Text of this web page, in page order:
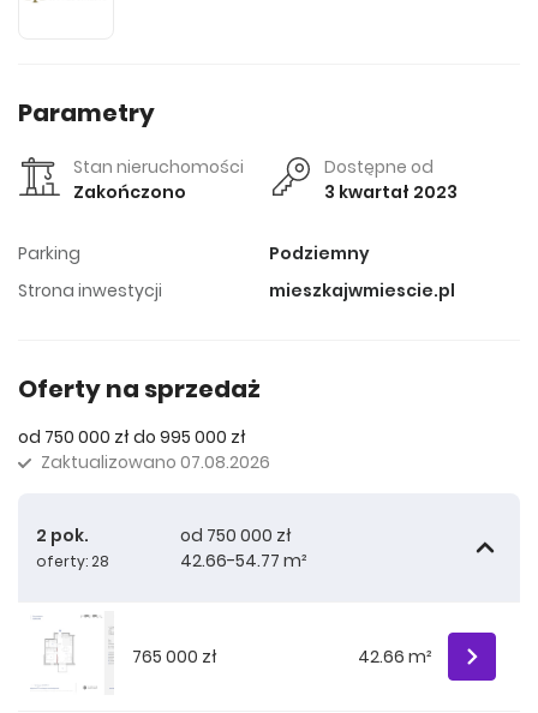
Parametry
Stan nieruchomości
Zakończono
Dostępne od
3 kwartał 2023
Parking
Podziemny
Strona inwestycji
mieszkajwmiescie.pl
Oferty na sprzedaż
od 750 000 zł do 995 000 zł
Zaktualizowano 07.08.2026
2 pok.
oferty: 28
od 750 000 zł
42.66-54.77 m²
765 000 zł 42.66 m²